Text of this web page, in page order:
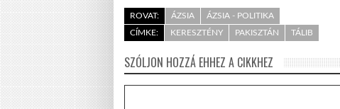
ROVAT: ÁZSIA
ÁZSIA - POLITIKA
CÍMKE:
KERESZTÉNY PAKISZTÁN TÁLIB
SZÓLJON HOZZÁ EHHEZ A CIKKHEZ